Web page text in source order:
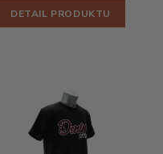
DETAIL PRODUKTU